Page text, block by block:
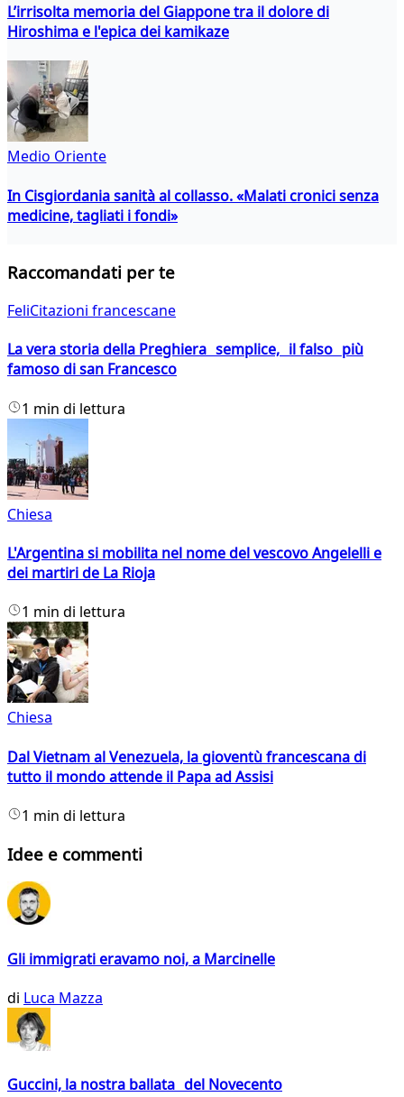
L’irrisolta memoria del Giappone tra il dolore di
Hiroshima e l'epica dei kamikaze
Medio Oriente
In Cisgiordania sanità al collasso. «Malati cronici senza
medicine, tagliati i fondi»
Raccomandati per te
FeliCitazioni francescane
La vera storia della Preghiera semplice, il falso più
famoso di san Francesco
1 min di lettura
Chiesa
L'Argentina si mobilita nel nome del vescovo Angelelli e
dei martiri de La Rioja
1 min di lettura
Chiesa
Dal Vietnam al Venezuela, la gioventù francescana di
tutto il mondo attende il Papa ad Assisi
1 min di lettura
Idee e commenti
Gli immigrati eravamo noi, a Marcinelle
di Luca Mazza
Guccini, la nostra ballata del Novecento